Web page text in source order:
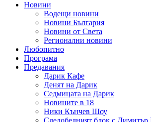
Новини
Водещи новини
Новини България
Новини от Света
Регионални новини
Любопитно
Програма
Предавания
Дарик Кафе
Денят на Дарик
Седмицата на Дарик
Новините в 18
Ники Кънчев Шоу
Следобедният блок с Димитър